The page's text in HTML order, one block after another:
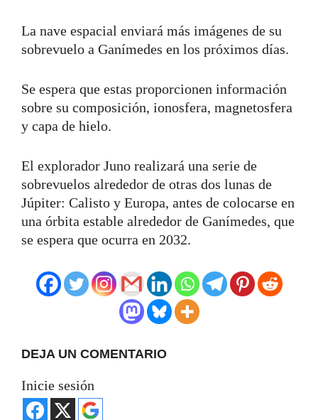
La nave espacial enviará más imágenes de su
sobrevuelo a Ganímedes en los próximos días.
Se espera que estas proporcionen información
sobre su composición, ionosfera, magnetosfera
y capa de hielo.
El explorador Juno realizará una serie de
sobrevuelos alrededor de otras dos lunas de
Júpiter: Calisto y Europa, antes de colocarse en
una órbita estable alrededor de Ganímedes, que
se espera que ocurra en 2032.
DEJA UN COMENTARIO
Inicie sesión